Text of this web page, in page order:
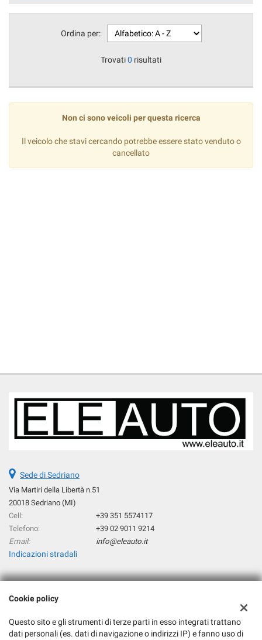
Ordina per:
Trovati0 risultati
Non ci sono veicoli per questa ricerca
Il veicolo che stavi cercando potrebbe essere stato venduto o
cancellato
Sede di Sedriano
Via Martiri della Libertà n.51
20018 Sedriano (MI)
Cell:
+39 351 5574117
Telefono:
+39 02 9011 9214
Email:
info@eleauto.it
Indicazioni stradali
Dati fiscali:
Via Martiri della Libertà n°51, 20018 Sedriano (MI)
C.F/P.IVA:06217180964
Cookie policy
Questo sito e gli strumenti di terze parti in esso integrati trattano
dati personali (es. dati di navigazione o indirizzi IP) e fanno uso di